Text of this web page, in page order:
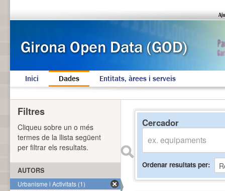
Inici Dades Entitats, àrees i serveis
Cercador
Ordenar resultats per
Filtres
Cliqueu sobre un o més
termes de la llista següent
per filtrar els resultats.
AUTORS
Urbanisme i Activitats (1)